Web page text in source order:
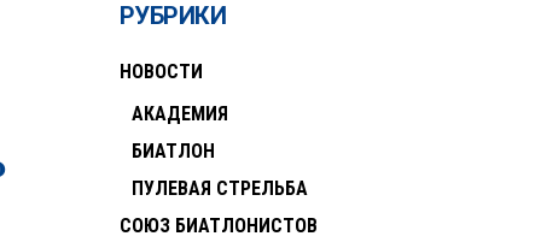
РУБРИКИ
НОВОСТИ
АКАДЕМИЯ
БИАТЛОН
ПУЛЕВАЯ СТРЕЛЬБА
СОЮЗ БИАТЛОНИСТОВ